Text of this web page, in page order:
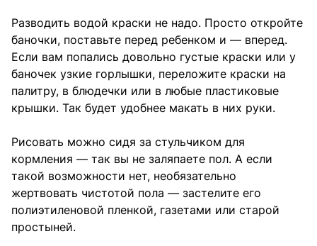
Разводить водой краски не надо. Просто откройте
баночки, поставьте перед ребенком и — вперед.
Если вам попались довольно густые краски или у
баночек узкие горлышки, переложите краски на
палитру, в блюдечки или в любые пластиковые
крышки. Так будет удобнее макать в них руки.
Рисовать можно сидя за стульчиком для
кормления — так вы не заляпаете пол. А если
такой возможности нет, необязательно
жертвовать чистотой пола — застелите его
полиэтиленовой пленкой, газетами или старой
простыней.